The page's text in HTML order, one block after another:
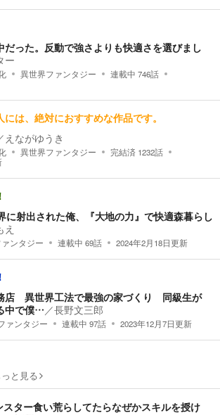
だった。反動で強さよりも快適さを選びまし
ー
異世界ファンタジー 連載中 746話
は、絶対におすすめな作品です。
えながゆうき
異世界ファンタジー 完結済 1232話
に射出された俺、『大地の力』で快適森暮らし
え
ンタジー 連載中 69話 2024年2月18日更新
店 異世界工法で最強の家づくり 同級生が
中で僕…／長野文三郎
ァンタジー 連載中 97話 2023年12月7日更新
っと見る
ター食い荒らしてたらなぜかスキルを授け